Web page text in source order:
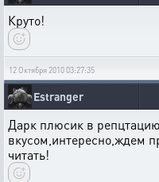
Круто!
12 Октября 2010 03:27:35
Estranger
Дарк плюсик в
вкусом,интересно,ждем
читать!